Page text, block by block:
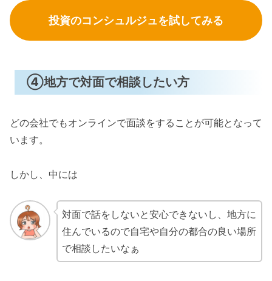
投資のコンシュルジュを試してみる
④地方で対面で相談したい方
どの会社でもオンラインで面談をすることが可能となって
います。
しかし、中には
対面で話をしないと安心できないし、地方に
住んでいるので自宅や自分の都合の良い場所
で相談したいなぁ